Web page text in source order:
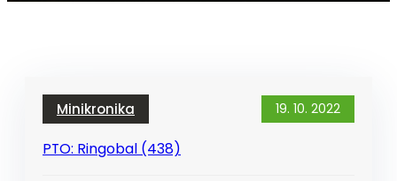
Minikronika 19. 10. 2022
PTO: Ringobal (438)